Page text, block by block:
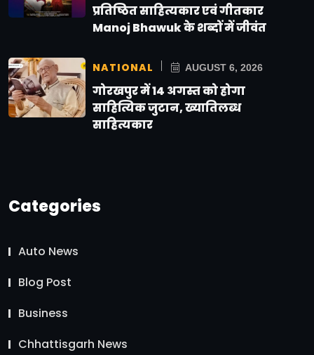
प्रतिष्ठित साहित्यकार एवं गीतकार
Manoj Bhawuk के शब्दों में जीवंत
NATIONAL AUGUST 6, 2026
गोरखपुर में 14 अगस्त को होगा
साहित्यिक जुटान, ख्यातिलब्ध
साहित्यकार
Categories
Auto News
Blog Post
Business
Chhattisgarh News